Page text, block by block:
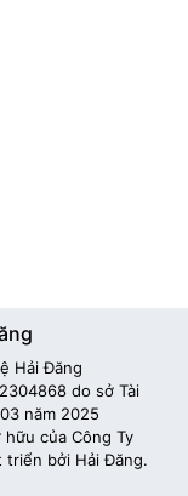
Hải Đăng
do sở Tài
năm 2025
của Công Ty
triển bởi Hải Đăng.